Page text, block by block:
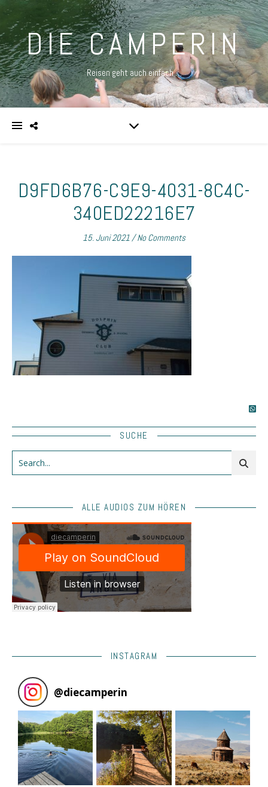
DIE CAMPERIN
Reisen geht auch einfach …
D9FD6B76-C9E9-4031-8C4C-
340ED22216E7
15. Juni 2021/ No Comments
SUCHE
ALLE AUDIOS ZUM HÖREN
INSTAGRAM
@diecamperin